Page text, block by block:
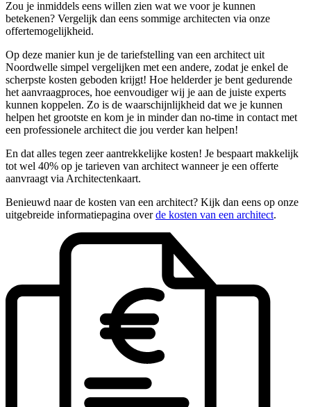
Zou je inmiddels eens willen zien wat we voor je kunnen
betekenen? Vergelijk dan eens sommige architecten via onze
offertemogelijkheid.
Op deze manier kun je de tariefstelling van een architect uit
Noordwelle simpel vergelijken met een andere, zodat je enkel de
scherpste kosten geboden krijgt! Hoe helderder je bent gedurende
het aanvraagproces, hoe eenvoudiger wij je aan de juiste experts
kunnen koppelen. Zo is de waarschijnlijkheid dat we je kunnen
helpen het grootste en kom je in minder dan no-time in contact met
een professionele architect die jou verder kan helpen!
En dat alles tegen zeer aantrekkelijke kosten! Je bespaart makkelijk
tot wel 40% op je tarieven van architect wanneer je een offerte
aanvraagt via Architectenkaart.
Benieuwd naar de kosten van een architect? Kijk dan eens op onze
uitgebreide informatiepagina overde kosten van een architect.